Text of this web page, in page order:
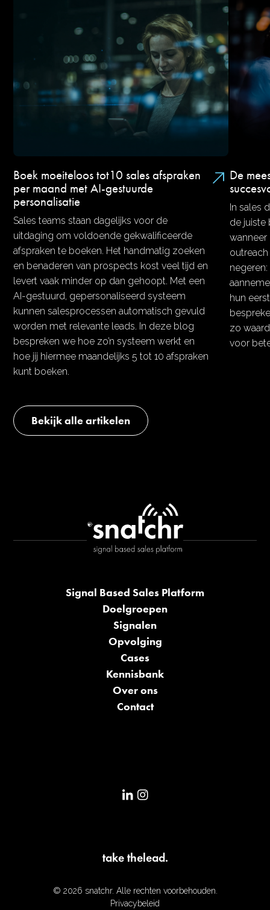
Boek moeiteloos tot10 sales afspraken
per maand met AI-gestuurde
personalisatie
Sales teams staan dagelijks voor de
uitdaging om voldoende gekwalificeerde
afspraken te boeken. Het handmatig zoeken
en benaderen van prospects kost veel tijd en
levert vaak minder op dan gehoopt. Met een
AI-gestuurd, gepersonaliseerd systeem
kunnen salesprocessen automatisch gevuld
worden met relevante leads. In deze blog
bespreken we hoe zo’n systeem werkt en
hoe jij hiermee maandelijks 5 tot 10 afspraken
kunt boeken.
De
In sales
de juiste
wanneer
hun
zo
voor
Bekijk alle artikelen
Signal Based Sales Platform
Doelgroepen
Signalen
Opvolging
Cases
Kennisbank
Over ons
Contact
© 2026 snatchr. Alle rechten voorbehouden.
Privacybeleid
take thelead.